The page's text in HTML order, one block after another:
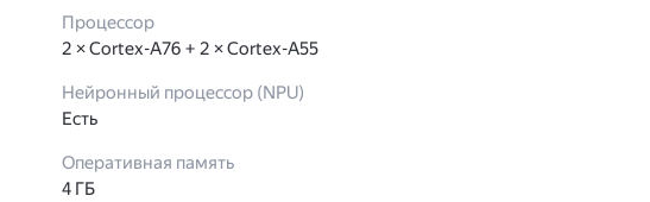
Процессор
2 × Cortex-A76 + 2 × Cortex-A55
Нейронный процессор (NPU)
Есть
Оперативная память
4 ГБ